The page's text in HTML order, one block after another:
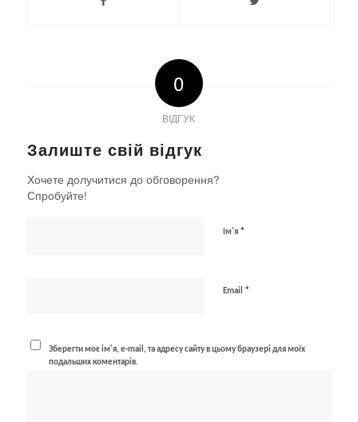
0
ВІДГУК
Залиште свій відгук
Хочете долучитися до обговорення?
Спробуйте!
Ім'я *
Email *
Зберегти моє ім'я, e-mail, та адресу сайту в цьому браузері для моїх
подальших коментарів.